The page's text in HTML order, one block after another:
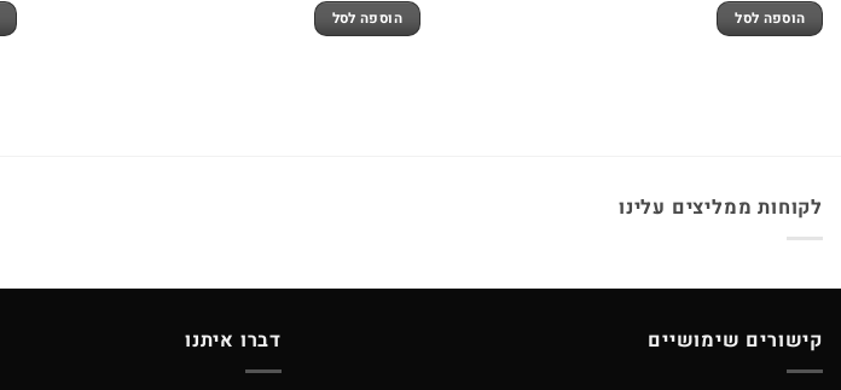
הוספה לסל הוספה לסל
לקוחות ממליצים עלינו
קישורים שימושיים דברו איתנו